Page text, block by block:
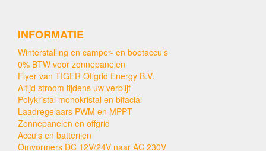
INFORMATIE
Winterstalling en camper- en bootaccu’s
0% BTW voor zonnepanelen
Flyer van TIGER Offgrid Energy B.V.
Altijd stroom tijdens uw verblijf
Polykristal monokristal en bifacial
Laadregelaars PWM en MPPT
Zonnepanelen en offgrid
Accu's en batterijen
Omvormers DC 12V/24V naar AC 230V